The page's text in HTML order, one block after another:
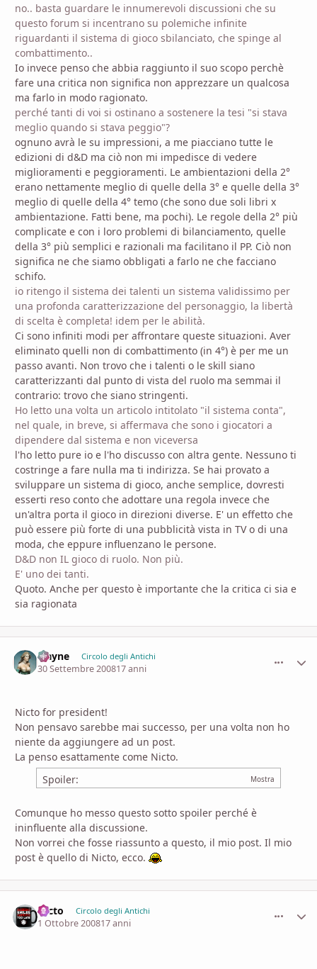
no.. basta guardare le innumerevoli discussioni che su
questo forum si incentrano su polemiche infinite
riguardanti il sistema di gioco sbilanciato, che spinge al
combattimento..
Io invece penso che abbia raggiunto il suo scopo perchè
fare una critica non significa non apprezzare un qualcosa
ma farlo in modo ragionato.
perché tanti di voi si ostinano a sostenere la tesi "si stava
meglio quando si stava peggio"?
ognuno avrà le su impressioni, a me piacciano tutte le
edizioni di d&D ma ciò non mi impedisce di vedere
miglioramenti e peggioramenti. Le ambientazioni della 2°
erano nettamente meglio di quelle della 3° e quelle della 3°
meglio di quelle della 4° temo (che sono due soli libri x
ambientazione. Fatti bene, ma pochi). Le regole della 2° più
complicate e con i loro problemi di bilanciamento, quelle
della 3° più semplici e razionali ma facilitano il PP. Ciò non
significa ne che siamo obbligati a farlo ne che facciano
schifo.
io ritengo il sistema dei talenti un sistema validissimo per
una profonda caratterizzazione del personaggio, la libertà
di scelta è completa! idem per le abilità.
Ci sono infiniti modi per affrontare queste situazioni. Aver
eliminato quelli non di combattimento (in 4°) è per me un
passo avanti. Non trovo che i talenti o le skill siano
caratterizzanti dal punto di vista del ruolo ma semmai il
contrario: trovo che siano stringenti.
Ho letto una volta un articolo intitolato "il sistema conta",
nel quale, in breve, si affermava che sono i giocatori a
dipendere dal sistema e non viceversa
l'ho letto pure io e l'ho discusso con altra gente. Nessuno ti
costringe a fare nulla ma ti indirizza. Se hai provato a
sviluppare un sistema di gioco, anche semplice, dovresti
esserti reso conto che adottare una regola invece che
un'altra porta il gioco in direzioni diverse. E' un effetto che
può essere più forte di una pubblicità vista in TV o di una
moda, che eppure influenzano le persone.
D&D non IL gioco di ruolo. Non più.
E' uno dei tanti.
Quoto. Anche per questo è importante che la critica ci sia e
sia ragionata
Elayne Circolo degli Antichi
30 Settembre 200817 anni
Nicto for president!
Non pensavo sarebbe mai successo, per una volta non ho
niente da aggiungere ad un post.
La penso esattamente come Nicto.
Spoiler:
Comunque ho messo questo sotto spoiler perché è
ininfluente alla discussione.
Non vorrei che fosse riassunto a questo, il mio post. Il mio
post è quello di Nicto, ecco.
Nicto Circolo degli Antichi
1 Ottobre 200817 anni